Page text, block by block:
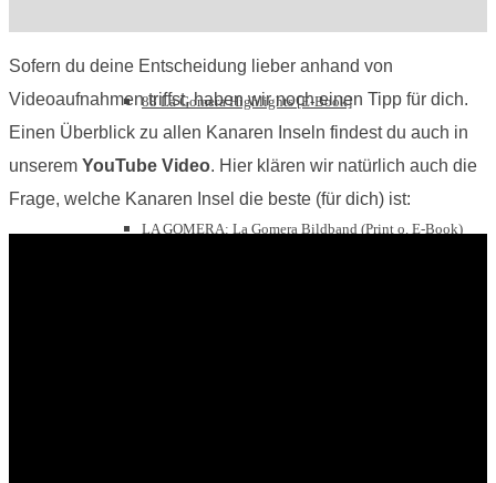
88 La Gomera Highlights [E-Book]
LA GOMERA: La Gomera Bildband (Print o. E-Book)
Sofern du deine Entscheidung lieber anhand von
Videoaufnahmen triffst, haben wir noch einen Tipp für dich.
Einen Überblick zu allen Kanaren Inseln findest du auch in
unserem YouTube Video. Hier klären wir natürlich auch die
Frage, welche Kanaren Insel die beste (für dich) ist: